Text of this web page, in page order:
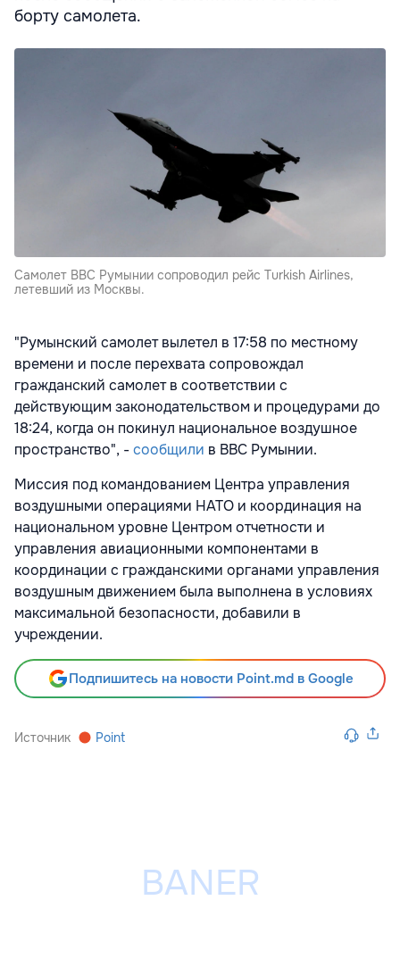
борту самолета.
Самолет ВВС Румынии сопроводил рейс Turkish Airlines,
летевший из Москвы.
"Румынский самолет вылетел в 17:58 по местному
времени и после перехвата сопровождал
гражданский самолет в соответствии с
действующим законодательством и процедурами до
18:24, когда он покинул национальное воздушное
пространство", -сообщили в ВВС Румынии.
Миссия под командованием Центра управления
воздушными операциями НАТО и координация на
национальном уровне Центром отчетности и
управления авиационными компонентами в
координации с гражданскими органами управления
воздушным движением была выполнена в условиях
максимальной безопасности, добавили в
учреждении.
Подпишитесь на новости Point.md в Google
Источник Point